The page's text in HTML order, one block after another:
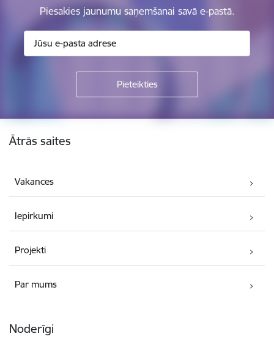
Piesakies jaunumu saņemšanai savā e-pastā.
Kājene
Ātrās saites
Vakances
Iepirkumi
Projekti
Par mums
Noderīgi